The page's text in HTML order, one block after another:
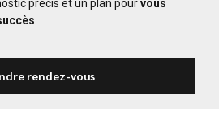
précis et un plan pourvous
rendez-vous